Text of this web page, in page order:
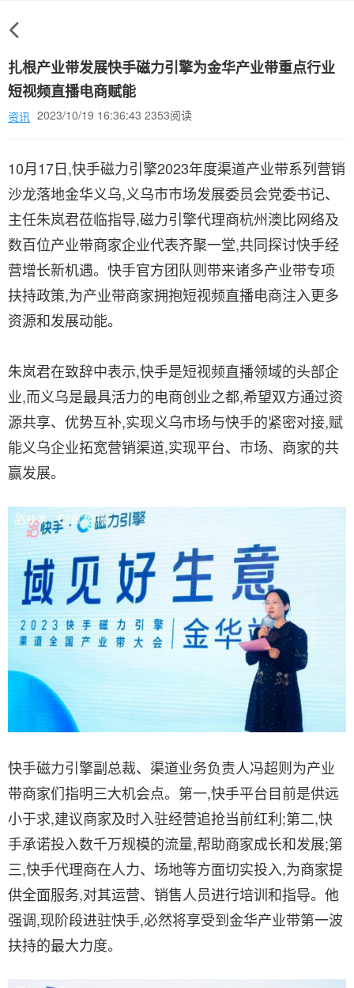
扎根产业带发展快手磁力引擎为金华产业带重点行业
短视频直播电商赋能
资讯 2023/10/19 16:36:43 2353阅读
10月17日,快手磁力引擎2023年度渠道产业带系列营销
沙龙落地金华义乌,义乌市市场发展委员会党委书记、
主任朱岚君莅临指导,磁力引擎代理商杭州澳比网络及
数百位产业带商家企业代表齐聚一堂,共同探讨快手经
营增长新机遇。快手官方团队则带来诸多产业带专项
扶持政策,为产业带商家拥抱短视频直播电商注入更多
资源和发展动能。
朱岚君在致辞中表示,快手是短视频直播领域的头部企
业,而义乌是最具活力的电商创业之都,希望双方通过资
源共享、优势互补,实现义乌市场与快手的紧密对接,赋
能义乌企业拓宽营销渠道,实现平台、市场、商家的共
赢发展。
快手磁力引擎副总裁、渠道业务负责人冯超则为产业
带商家们指明三大机会点。第一,快手平台目前是供远
小于求,建议商家及时入驻经营追抢当前红利;第二,快
手承诺投入数千万规模的流量,帮助商家成长和发展;第
三,快手代理商在人力、场地等方面切实投入,为商家提
供全面服务,对其运营、销售人员进行培训和指导。他
强调,现阶段进驻快手,必然将享受到金华产业带第一波
扶持的最大力度。